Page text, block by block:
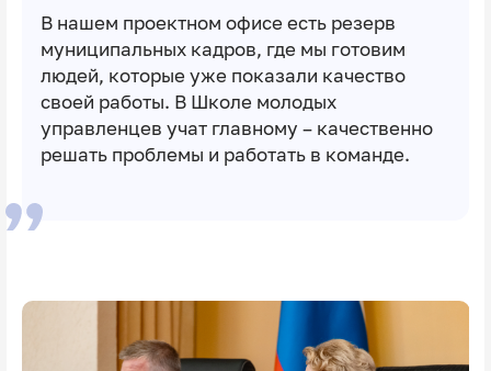
В нашем проектном офисе есть резерв
муниципальных кадров, где мы готовим
людей, которые уже показали качество
своей работы. В Школе молодых
управленцев учат главному – качественно
решать проблемы и работать в команде.